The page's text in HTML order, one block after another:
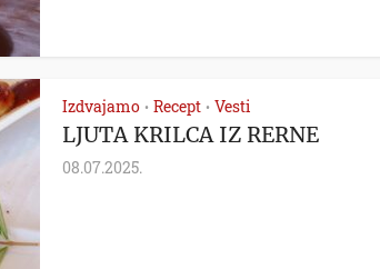
Izdvajamo • Recept • Vesti
LJUTA KRILCA IZ RERNE
08.07.2025.